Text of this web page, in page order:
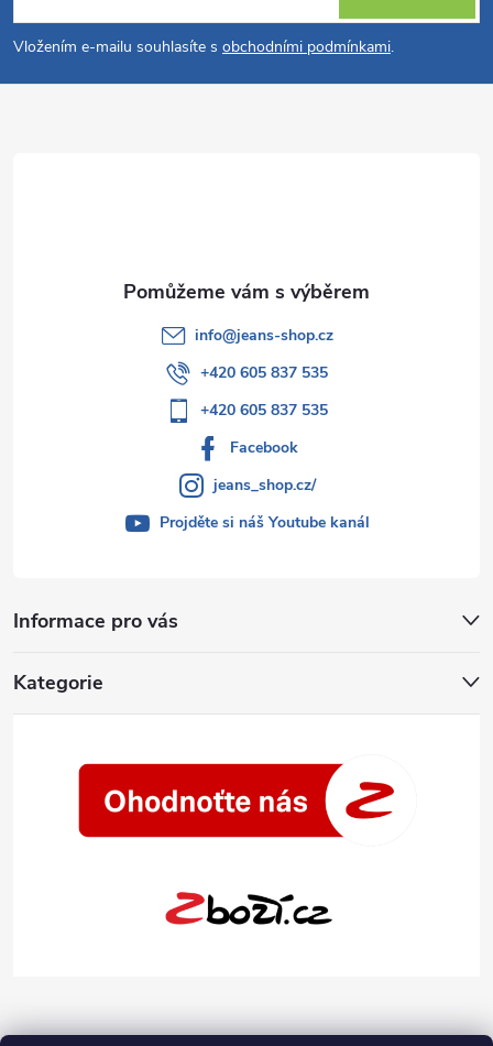
p
a
Vložením e-mailu souhlasíte s obchodními podmínkami.
Informace pro vás
Kategorie
info@jeans-shop.cz
+420 605 837 535
+420 605 837 535
Facebook
jeans_shop.cz/
Projděte si náš Youtube kanál